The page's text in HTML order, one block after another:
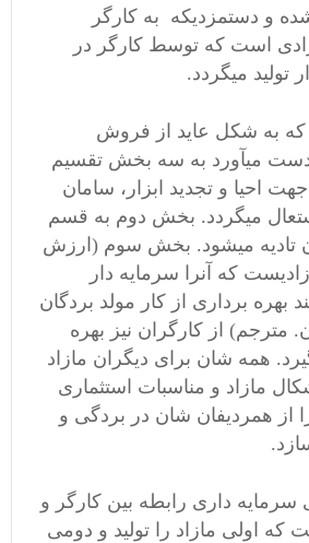
و دستمزدیکه به کارگر
است که توسط کارگر در
میگردد.
که به شکل عاید از فروش
میآورد به سه بخش تقسیم
احیا و تجدید ابزار، سامان
میگردد. بخش دوم به قسم
تادیه میشود. بخش سوم (ارزش
که آنرا سرمایه دار
بهره برداری از کار مولد بردگان
مترجم) از کارگران نیز بهره
همه شان برای دیگران مازاد
مازاد و مناسبات استثماری
از همردیفان شان در بردگی و
داری رابطه بین کارگر و
اولی مازاد را تولید و دومی